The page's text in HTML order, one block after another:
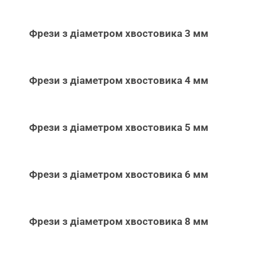
Фрези з діаметром хвостовика 3 мм
Фрези з діаметром хвостовика 4 мм
Фрези з діаметром хвостовика 5 мм
Фрези з діаметром хвостовика 6 мм
Фрези з діаметром хвостовика 8 мм